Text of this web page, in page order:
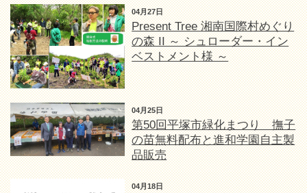
04月27日
Present Tree 湘南国際村めぐり
の森 II ～ シュローダー・イン
ベストメント様 ～
04月25日
第50回平塚市緑化まつり 撫子
の苗無料配布と進和学園自主製
品販売
04月18日